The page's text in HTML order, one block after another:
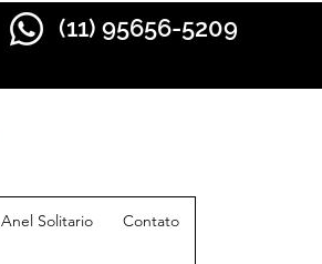
(11) 95656-5209
Anel Solitario Contato